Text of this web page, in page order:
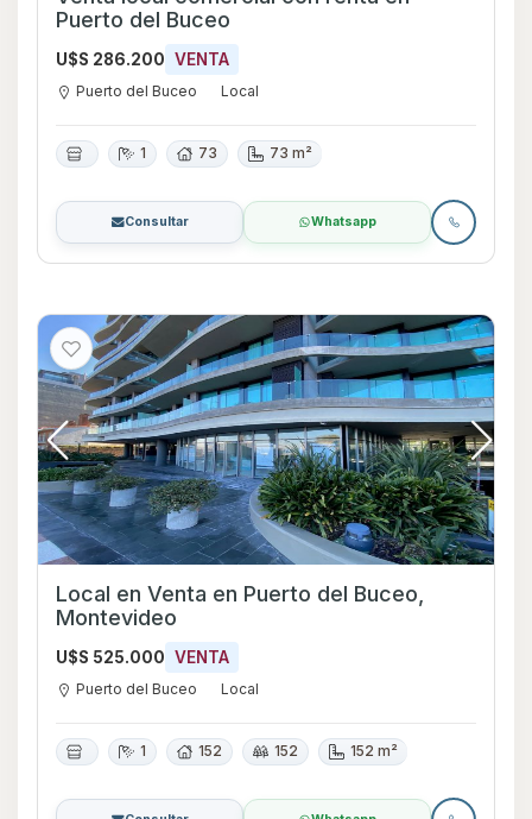
Puerto del Buceo
U$S 286.200 VENTA
Puerto del Buceo Local
1 73 73 m²
Consultar Whatsapp
Local en Venta en Puerto del Buceo,
Montevideo
U$S 525.000 VENTA
Puerto del Buceo Local
1 152 152 152 m²